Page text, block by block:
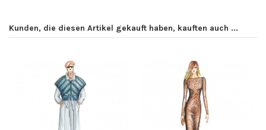
Kunden, die diesen Artikel gekauft haben, kauften auch ...